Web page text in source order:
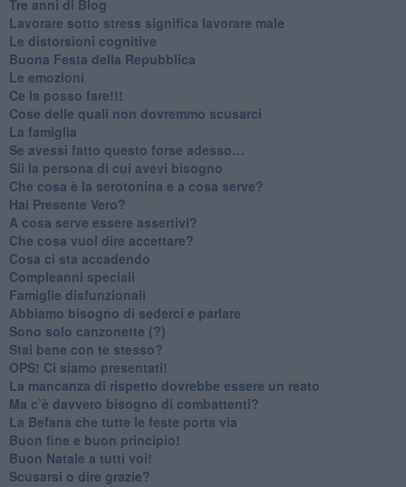
​Tre anni di Blog
​Lavorare sotto stress significa lavorare male
​Le distorsioni cognitive
​Buona Festa della Repubblica
Le emozioni
​Ce la posso fare!!!
​Cose delle quali non dovremmo scusarci
​La famiglia
​Se avessi fatto questo forse adesso…
​Sii la persona di cui avevi bisogno
Che cosa è la serotonina e a cosa serve?
​Hai Presente Vero?
A cosa serve essere assertivi?
​Che cosa vuol dire accettare?
​Cosa ci sta accadendo
​Compleanni speciali
​Famiglie disfunzionali
​Abbiamo bisogno di sederci e parlare
Sono solo canzonette (?)
​Stai bene con te stesso?
​OPS! Ci siamo presentati!
​La mancanza di rispetto dovrebbe essere un reato
​Ma c’è davvero bisogno di combattenti?
​La Befana che tutte le feste porta via
Buon fine e buon principio!
​Buon Natale a tutti voi!
​Scusarsi o dire grazie?